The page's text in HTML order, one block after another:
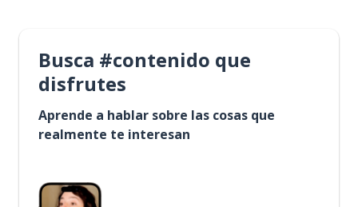
Busca #contenido que
disfrutes
Aprende a hablar sobre las cosas que
realmente te interesan